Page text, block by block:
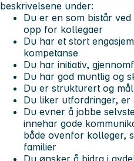
beskrivelsene under:
Du er en som bistår
opp for kollegaer
Du har et stort
kompetanse
Du har initiativ,
Du har god muntlig og
Du er strukturert og
Du liker utfordringer,
Du evner å jobbe
innehar gode
både ovenfor kolleger,
familier
Du ønsker å bidra i